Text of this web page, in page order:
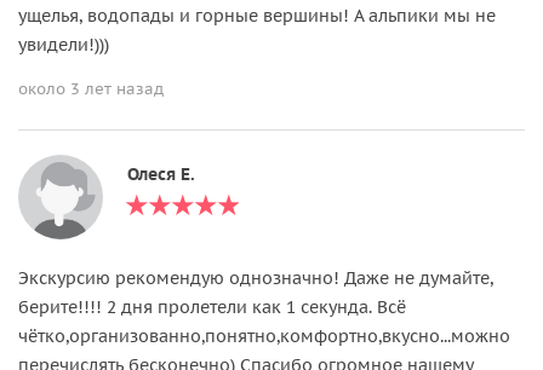
ущелья, водопады и горные вершины! А альпики мы не
увидели!)))
около 3 лет назад
Олеся Е.
Экскурсию рекомендую однозначно! Даже не думайте,
берите!!!! 2 дня пролетели как 1 секунда. Всё
чётко,организованно,понятно,комфортно,вкусно...можно
перечислять бесконечно) Спасибо огромное нашему